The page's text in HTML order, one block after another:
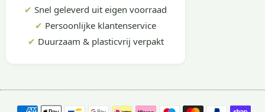
✔ Snel geleverd uit eigen voorraad
✔ Persoonlijke klantenservice
✔ Duurzaam & plasticvrij verpakt